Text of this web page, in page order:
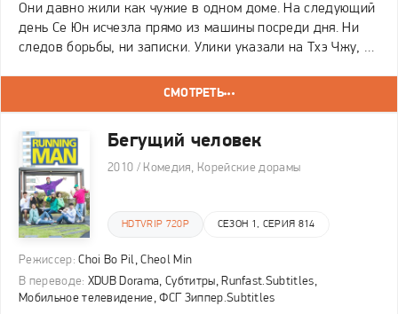
Они давно жили как чужие в одном доме. На следующий
день Се Юн исчезла прямо из машины посреди дня. Ни
следов борьбы, ни записки. Улики указали на Тхэ Чжу, и
похищении. На деле всем управляет Но Ман
СМОТРЕТЬ
Бегущий человек
2010 / Комедия, Корейские дорамы
HDTVRIP 720P СЕЗОН 1, СЕРИЯ 814
Режиссер: Choi Bo Pil, Cheol Min
В переводе: XDUB Dorama, Субтитры, Runfast.Subtitles,
Мобильное телевидение, ФСГ Зиппер.Subtitles